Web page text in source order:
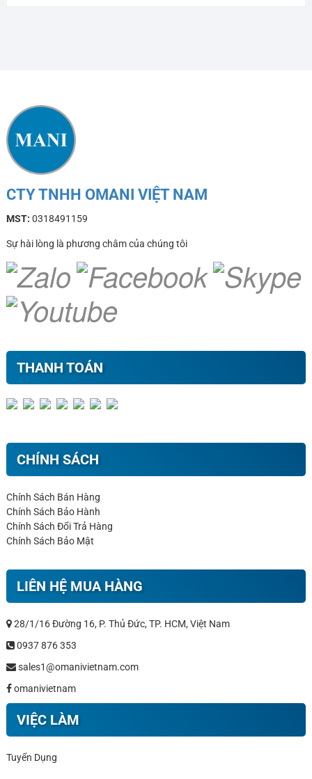
CTY TNHH OMANI VIỆT NAM
MST: 0318491159
Sự hài lòng là phương châm của chúng tôi
THANH TOÁN
CHÍNH SÁCH
Chính Sách Bán Hàng
Chính Sách Bảo Hành
Chính Sách Đổi Trả Hàng
Chính Sách Bảo Mật
LIÊN HỆ MUA HÀNG
28/1/16 Đường 16, P. Thủ Đức, TP. HCM, Việt Nam
0937 876 353
sales1@omanivietnam.com
omanivietnam
VIỆC LÀM
Tuyển Dụng